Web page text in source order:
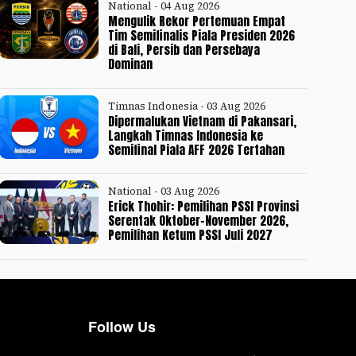
National - 04 Aug 2026
Mengulik Rekor Pertemuan Empat
Tim Semifinalis Piala Presiden 2026
di Bali, Persib dan Persebaya
Dominan
Timnas Indonesia - 03 Aug 2026
Dipermalukan Vietnam di Pakansari,
Langkah Timnas Indonesia ke
Semifinal Piala AFF 2026 Tertahan
National - 03 Aug 2026
Erick Thohir: Pemilihan PSSI Provinsi
Serentak Oktober-November 2026,
Pemilihan Ketum PSSI Juli 2027
Follow Us